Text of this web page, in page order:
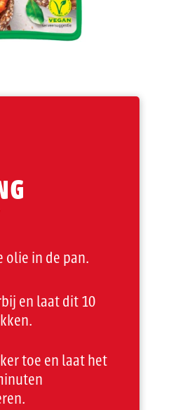
olie in de pan.
en laat dit 10
toe en laat het